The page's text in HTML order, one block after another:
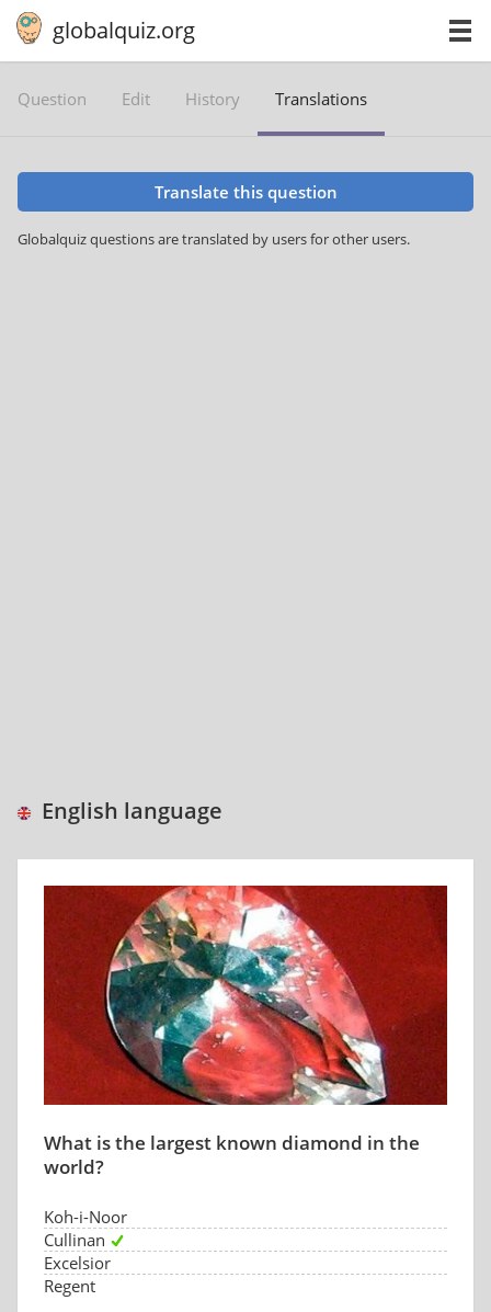
globalquiz.org
Question Edit History Translations
Translate this question
Globalquiz questions are translated by users for other users.
English language
What is the largest known diamond in the
world?
Koh-i-Noor
Cullinan
Excelsior
Regent